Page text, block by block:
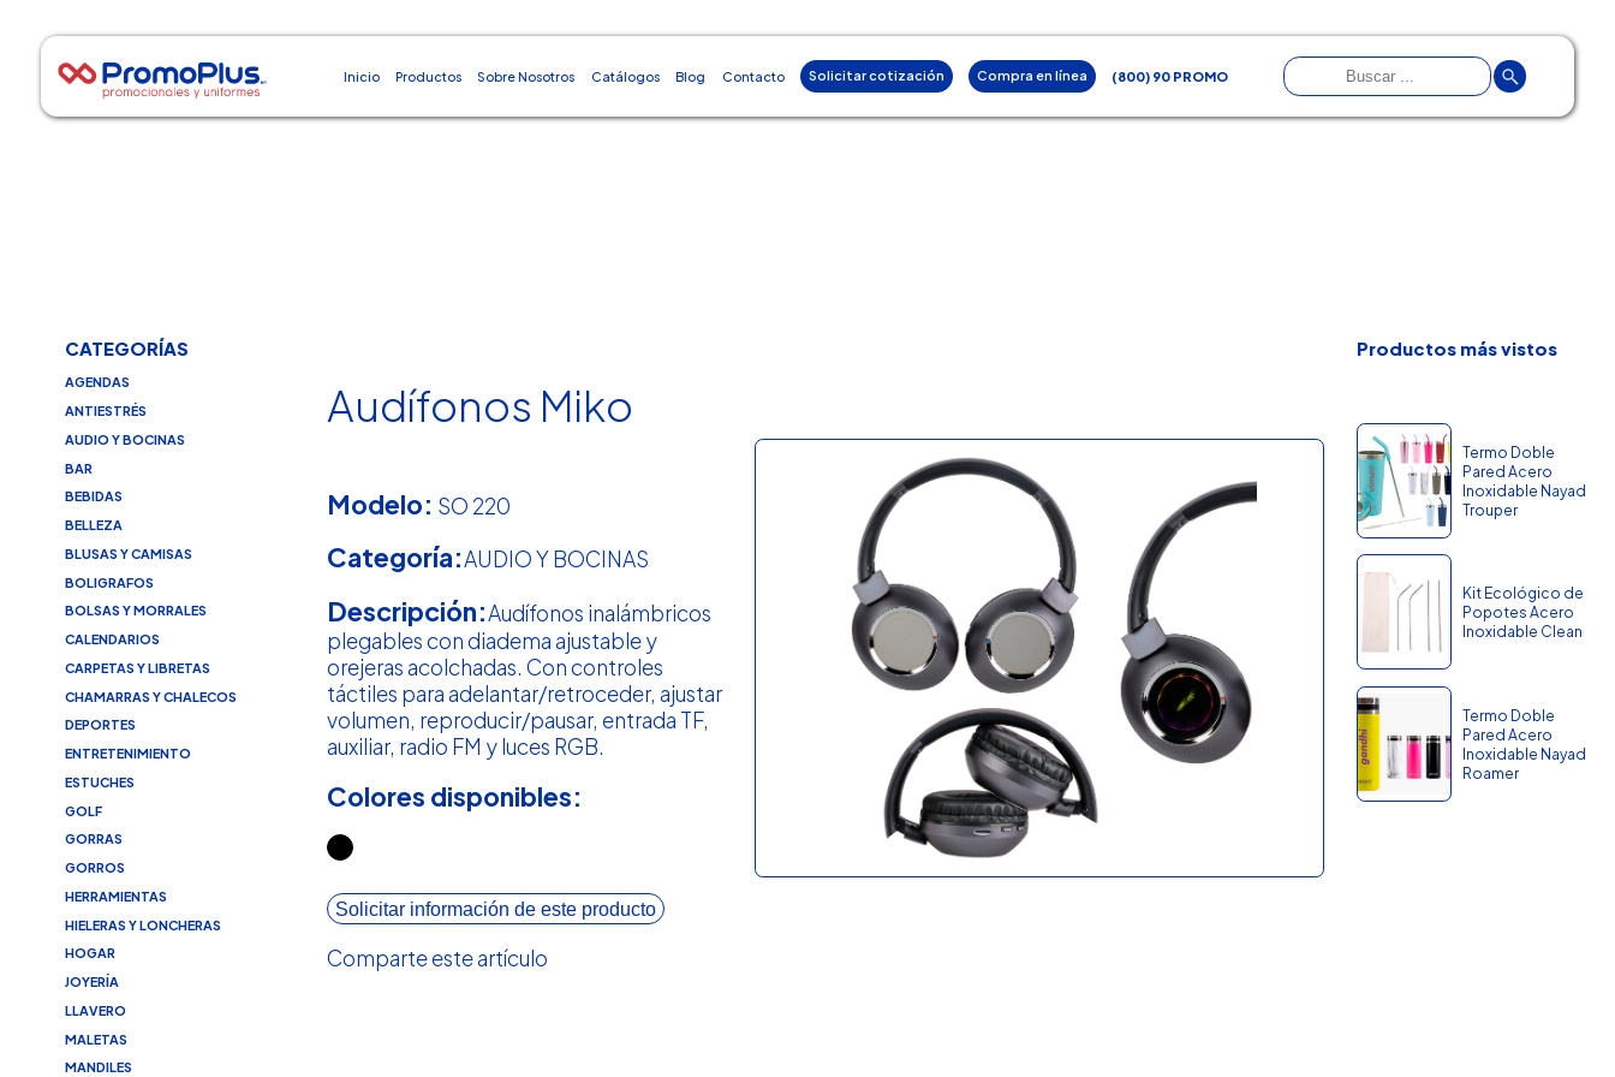
Inicio Productos Sobre Nosotros Catálogos Blog Contacto Solicitar cotización Compra en línea (800) 90 PROMO
CATEGORÍAS
AGENDAS
ANTIESTRÉS
AUDIO Y BOCINAS
BAR
BEBIDAS
BELLEZA
BLUSAS Y CAMISAS
BOLIGRAFOS
BOLSAS Y MORRALES
CALENDARIOS
CARPETAS Y LIBRETAS
CHAMARRAS Y CHALECOS
DEPORTES
ENTRETENIMIENTO
ESTUCHES
GOLF
GORRAS
GORROS
HERRAMIENTAS
HIELERAS Y LONCHERAS
HOGAR
JOYERÍA
LLAVERO
MALETAS
MANDILES
Audífonos Miko
Modelo: SO 220
Categoría:AUDIO Y BOCINAS
Descripción:Audífonos inalámbricos
plegables con diadema ajustable y
orejeras acolchadas. Con controles
táctiles para adelantar/retroceder, ajustar
volumen, reproducir/pausar, entrada TF,
auxiliar, radio FM y luces RGB.
Colores disponibles:
Solicitar información de este producto
Comparte este artículo
Productos más vistos
Termo Doble
Pared Acero
Inoxidable Nayad
Trouper
Kit Ecológico de
Popotes Acero
Inoxidable Clean
Termo Doble
Pared Acero
Inoxidable Nayad
Roamer